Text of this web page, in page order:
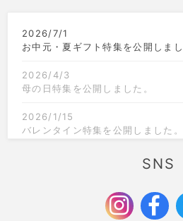
2026/7/1
お中元・夏ギフト特集を公開しまし
2026/4/3
母の日特集を公開しました。
2026/1/15
バレンタイン特集を公開しました。
クリスマス限定のラッピングを追
お歳暮特集を公開しました。
SNS